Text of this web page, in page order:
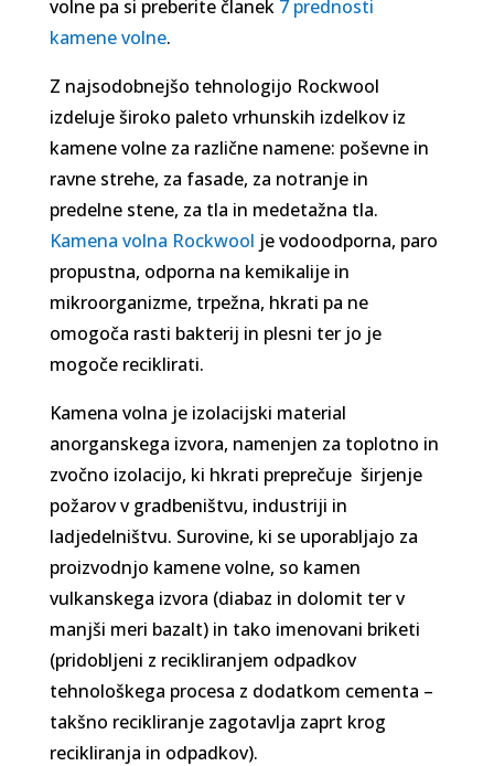
volne pa si preberite članek 7 prednosti
kamene volne.
Z najsodobnejšo tehnologijo Rockwool
izdeluje široko paleto vrhunskih izdelkov iz
kamene volne za različne namene: poševne in
ravne strehe, za fasade, za notranje in
predelne stene, za tla in medetažna tla.
Kamena volna Rockwool je vodoodporna, paro
propustna, odporna na kemikalije in
mikroorganizme, trpežna, hkrati pa ne
omogoča rasti bakterij in plesni ter jo je
mogoče reciklirati.
Kamena volna je izolacijski material
anorganskega izvora, namenjen za toplotno in
zvočno izolacijo, ki hkrati preprečuje širjenje
požarov v gradbeništvu, industriji in
ladjedelništvu. Surovine, ki se uporabljajo za
proizvodnjo kamene volne, so kamen
vulkanskega izvora (diabaz in dolomit ter v
manjši meri bazalt) in tako imenovani briketi
(pridobljeni z recikliranjem odpadkov
tehnološkega procesa z dodatkom cementa –
takšno recikliranje zagotavlja zaprt krog
recikliranja in odpadkov).